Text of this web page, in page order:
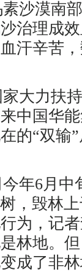
沙漠南
治理成
汗辛苦
大力扶
中国华
的“双输
年6月中
，毁林
为，记
林地。
成了非